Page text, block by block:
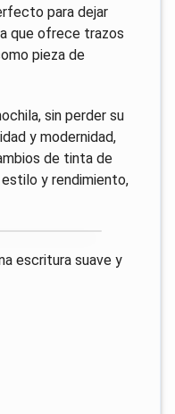
para dejar
que ofrece trazos
pieza de
sin perder su
y modernidad,
de tinta de
y rendimiento,
escritura suave y